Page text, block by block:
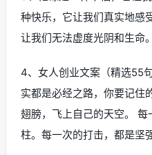
种快乐，它让我们真实地感
让我们无法虚度光阴和生命。
4、女人创业文案（精选55
实都是必经之路，你要记住
翅膀，飞上自己的天空。
柱。每一次的打击，都是坚